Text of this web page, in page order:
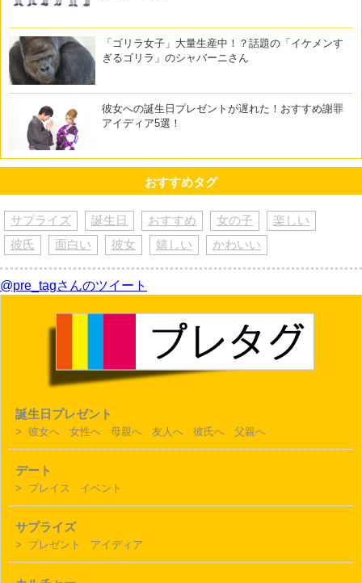
「ゴリラ女子」大量生産中！？話題の「イケメンす
ぎるゴリラ」のシャバーニさん
彼女への誕生日プレゼントが遅れた！おすすめ謝罪
アイディア5選！
おすすめタグ
サプライズ 誕生日 おすすめ 女の子
楽しい
彼氏
面白い 彼女 嬉しい かわいい
@pre_tagさんのツイート
誕生日プレゼント
> 彼女へ 女性へ 母親へ 友人へ 彼氏へ 父親へ
デート
> プレイス イベント
サプライズ
> プレゼント アイディア